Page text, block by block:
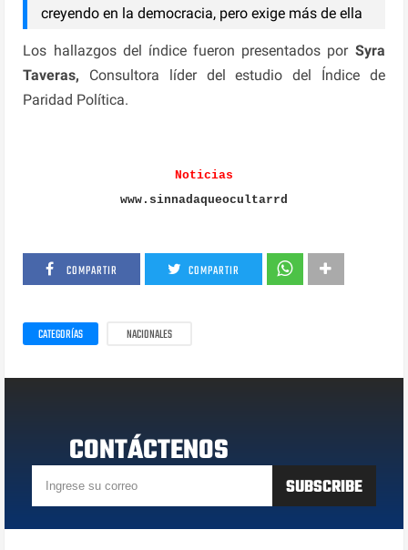
creyendo en la democracia, pero exige más de ella
Los hallazgos del índice fueron presentados por Syra
Taveras, Consultora líder del estudio del Índice de
Paridad Política.
Noticias
www.sinnadaqueocultarrd
COMPARTIR COMPARTIR
CATEGORÍAS NACIONALES
CONTÁCTENOS